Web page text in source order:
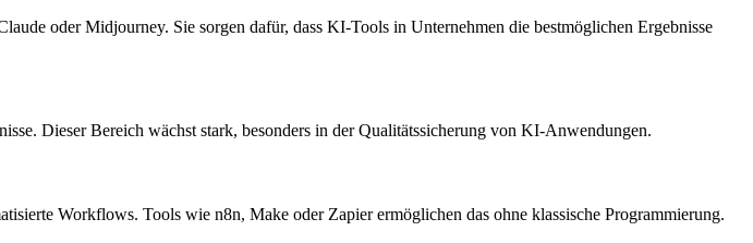
oder Midjourney. Sie sorgen dafür, dass KI-Tools in Unternehmen die bestmöglichen Ergebnisse
Dieser Bereich wächst stark, besonders in der Qualitätssicherung von KI-Anwendungen.
Workflows. Tools wie n8n, Make oder Zapier ermöglichen das ohne klassische Programmierung.